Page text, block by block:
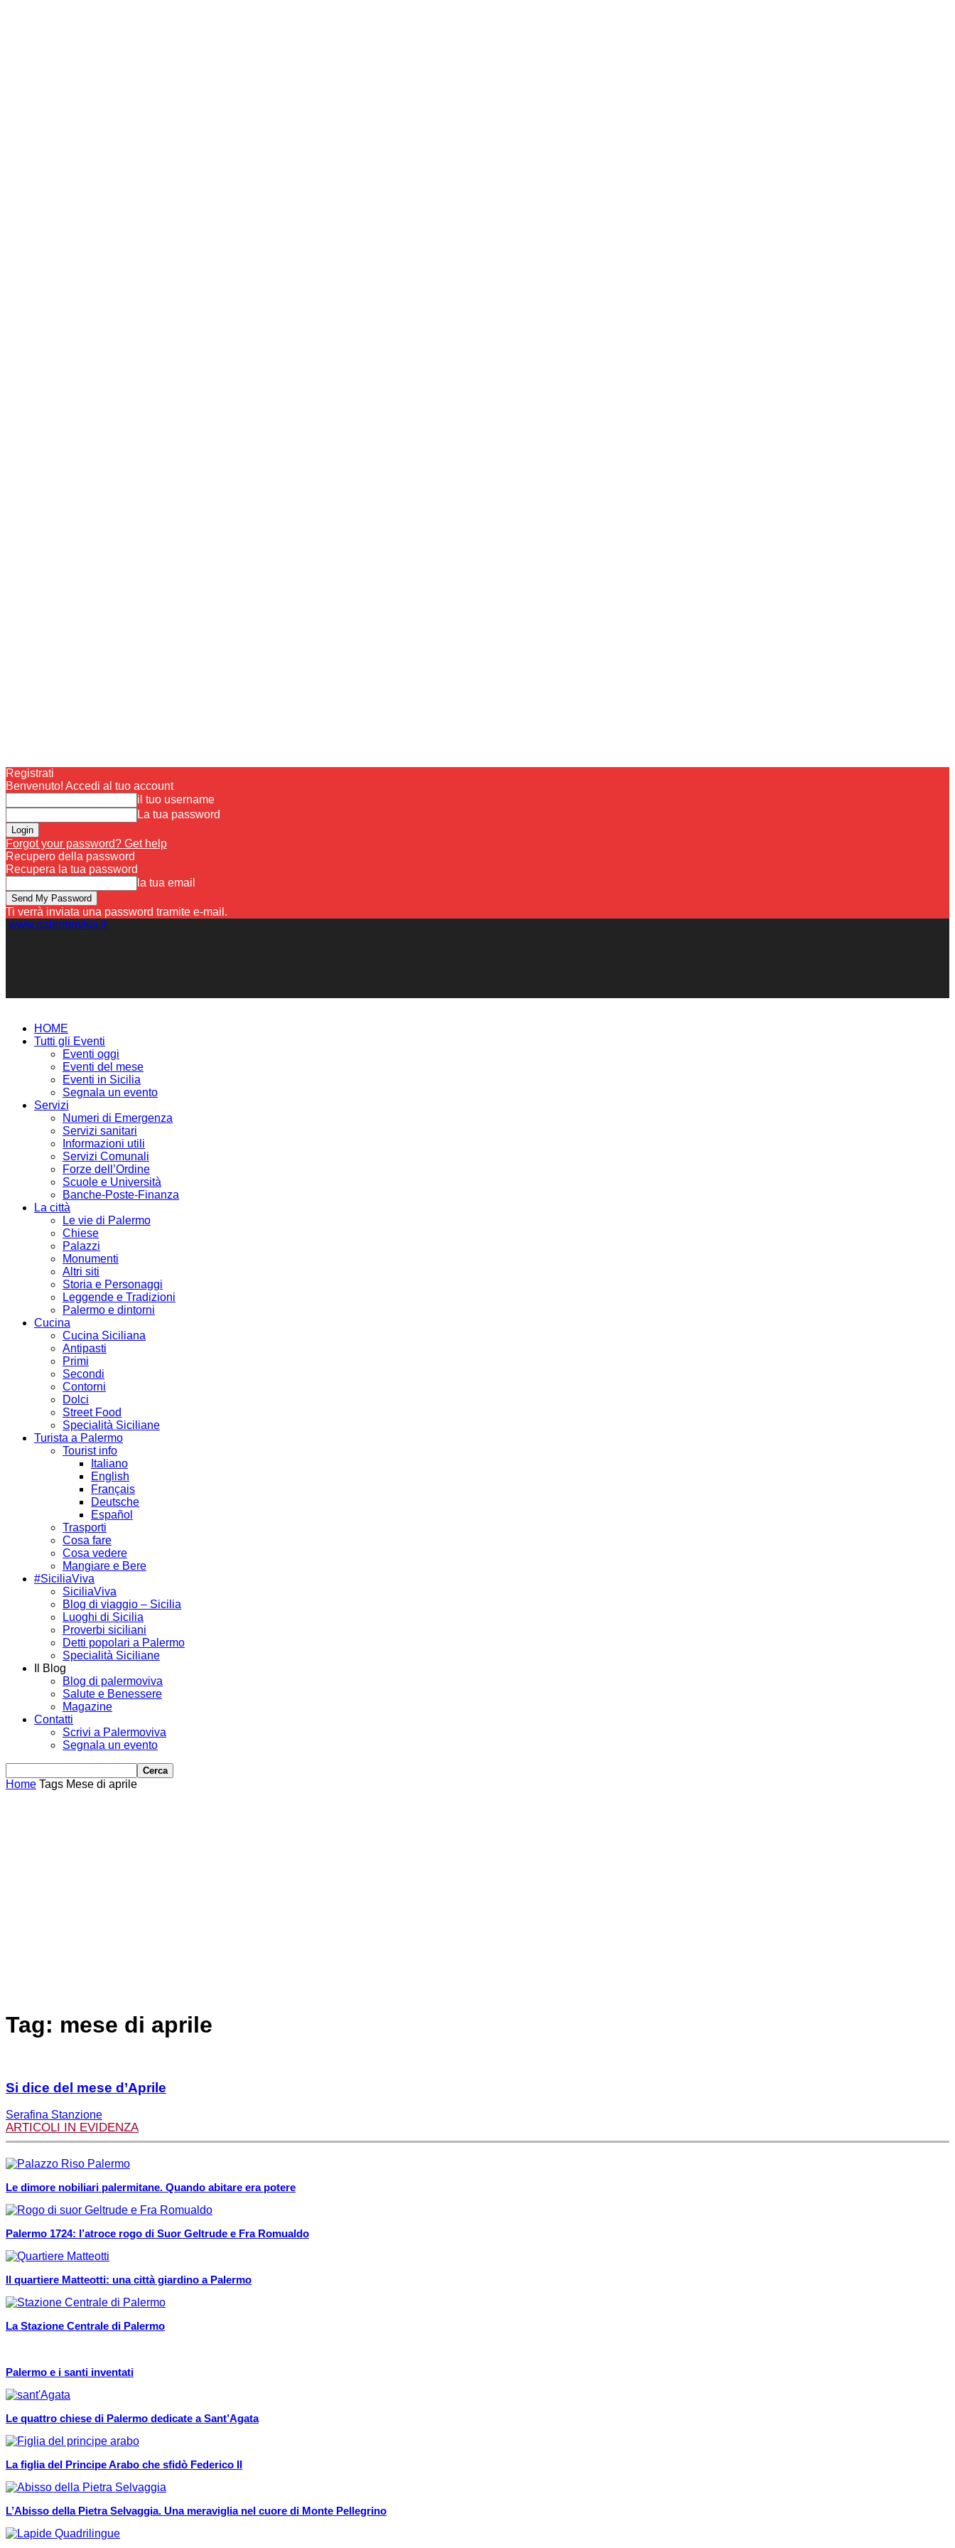
Registrati
Benvenuto! Accedi al tuo account
il tuo username
La tua password
Forgot your password? Get help
Recupero della password
Recupera la tua password
la tua email
Ti verrà inviata una password tramite e-mail.
www.palermoviva.it
HOME
Tutti gli Eventi
Eventi oggi
Eventi del mese
Eventi in Sicilia
Segnala un evento
Servizi
Numeri di Emergenza
Servizi sanitari
Informazioni utili
Servizi Comunali
Forze dell’Ordine
Scuole e Università
Banche-Poste-Finanza
La città
Le vie di Palermo
Chiese
Palazzi
Monumenti
Altri siti
Storia e Personaggi
Leggende e Tradizioni
Palermo e dintorni
Cucina
Cucina Siciliana
Antipasti
Primi
Secondi
Contorni
Dolci
Street Food
Specialità Siciliane
Turista a Palermo
Tourist info
Italiano
English
Français
Deutsche
Español
Trasporti
Cosa fare
Cosa vedere
Mangiare e Bere
#SiciliaViva
SiciliaViva
Blog di viaggio – Sicilia
Luoghi di Sicilia
Proverbi siciliani
Detti popolari a Palermo
Specialità Siciliane
Il Blog
Blog di palermoviva
Salute e Benessere
Magazine
Contatti
Scrivi a Palermoviva
Segnala un evento
Home Tags Mese di aprile
Tag: mese di aprile
Si dice del mese d’Aprile
Serafina Stanzione
ARTICOLI IN EVIDENZA
Le dimore nobiliari palermitane. Quando abitare era potere
Palermo 1724: l’atroce rogo di Suor Geltrude e Fra Romualdo
Il quartiere Matteotti: una città giardino a Palermo
La Stazione Centrale di Palermo
Palermo e i santi inventati
Le quattro chiese di Palermo dedicate a Sant’Agata
La figlia del Principe Arabo che sfidò Federico II
L’Abisso della Pietra Selvaggia. Una meraviglia nel cuore di Monte Pellegrino